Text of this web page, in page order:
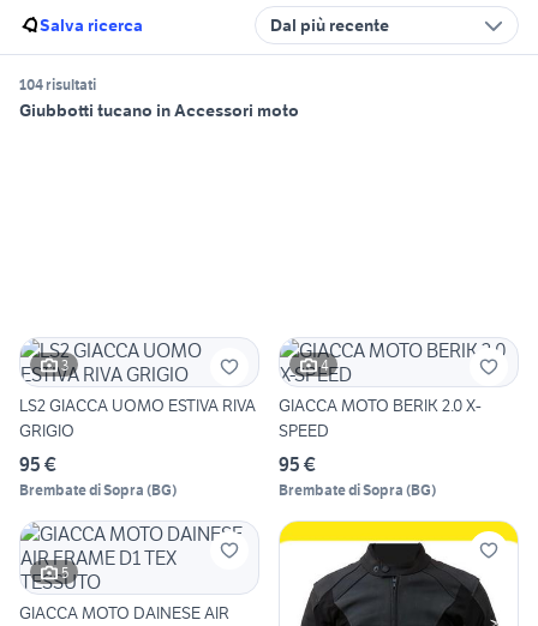
Salva ricerca Dal più recente
104 risultati
Giubbotti tucano in Accessori moto
3
LS2 GIACCA UOMO ESTIVA RIVA
GRIGIO
95 €
Brembate di Sopra (BG)
4
GIACCA MOTO BERIK 2.0 X-
SPEED
95 €
Brembate di Sopra (BG)
5
GIACCA MOTO DAINESE AIR